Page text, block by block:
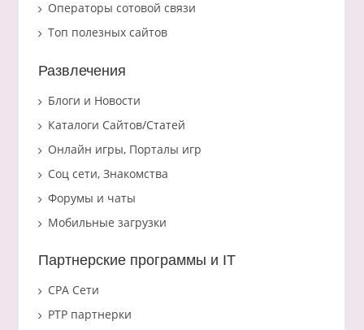
Операторы сотовой связи
Топ полезных сайтов
Развлечения
Блоги и Новости
Каталоги Сайтов/Статей
Онлайн игры, Порталы игр
Соц сети, Знакомства
Форумы и чаты
Мобильные загрузки
Партнерские программы и IT
CPA Сети
PTP партнерки